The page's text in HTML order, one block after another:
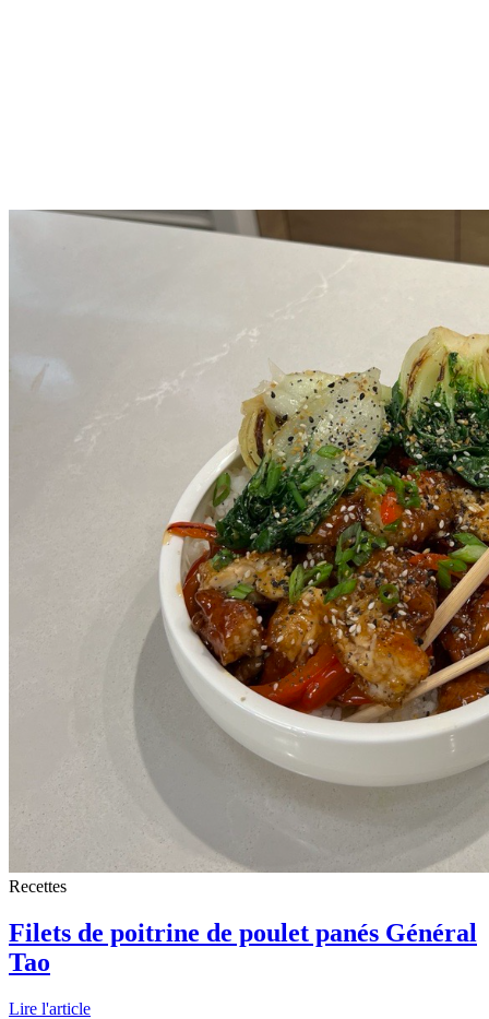
Recettes
Filets de poitrine de poulet panés Général
Tao
Lire l'article